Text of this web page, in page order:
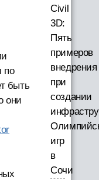
по
быть
они
Civil
3D:
Пять
примеров
внедрения
при
создании
игр
в
Сочи